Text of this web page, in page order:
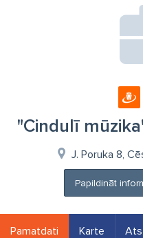
"Cindulī
J. Poruka 8,
Papildināt
Pamatdati Karte